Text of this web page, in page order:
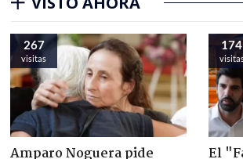
267
visitas
Amparo Noguera pide
174
El